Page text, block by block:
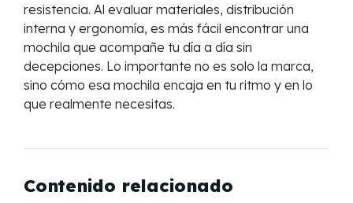
resistencia. Al evaluar materiales, distribución
interna y ergonomía, es más fácil encontrar una
mochila que acompañe tu día a día sin
decepciones. Lo importante no es solo la marca,
sino cómo esa mochila encaja en tu ritmo y en lo
que realmente necesitas.
Contenido relacionado